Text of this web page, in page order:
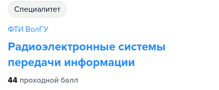
специалитет
ФТИ ВолГУ
Радиоэлектронные системы
передачи информации
44 проходной балл